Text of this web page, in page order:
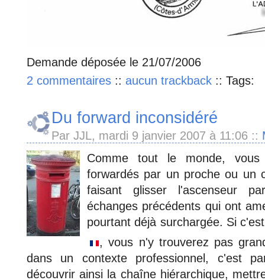
Demande déposée le 21/07/2006
2 commentaires :: aucun trackback :: Tags:
Du forward inconsidéré
Par JJL, mardi 9 janvier 2007 à 11:06 ::
Comme tout le monde,
forwardés par un proche ou un
faisant glisser l'ascenseur
échanges précédents qui ont
pourtant déjà surchargée. Si
, vous n'y trouverez pas
dans un contexte professionnel, c'est
découvrir ainsi la chaîne hiérarchique,